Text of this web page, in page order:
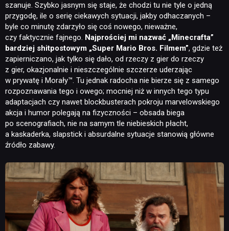
szanuje. Szybko jasnym się staje, że chodzi tu nie tyle o jedną
przygodę, ile o serię ciekawych sytuacji, jakby odhaczanych –
byle co minutę zdarzyło się coś nowego, nieważne,
czy faktycznie fajnego. Najprościej mi nazwać „Minecrafta”
bardziej shitpostowym „Super Mario Bros. Filmem”, gdzie też
zapierniczano, jak tylko się dało, od rzeczy z gier do rzeczy
z gier, okazjonalnie i nieszczególnie szczerze uderzając
w prywatę i Morały™. Tu jednak radocha nie bierze się z samego
rozpoznawania tego i owego; mocniej niż w innych tego typu
adaptacjach czy nawet blockbusterach pokroju marvelowskiego
akcja i humor polegają na fizyczności – obsada biega
po scenografiach, nie na samym tle niebieskich płacht,
a kaskaderka, slapstick i absurdalne sytuacje stanowią główne
źródło zabawy.